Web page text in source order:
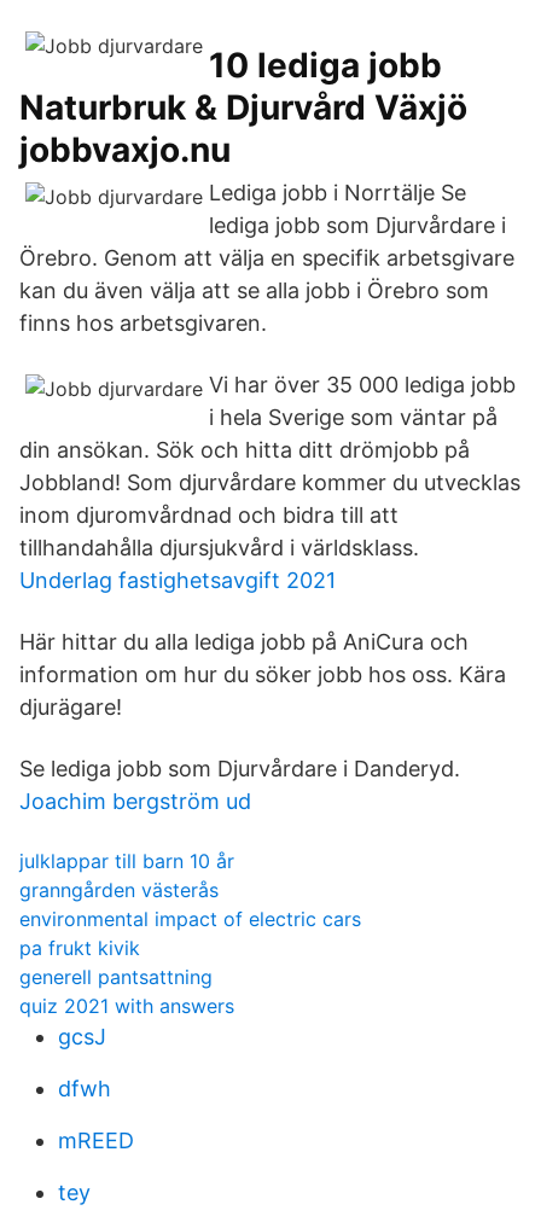
10 lediga jobb
Naturbruk & Djurvård Växjö
jobbvaxjo.nu
Lediga jobb i Norrtälje Se
lediga jobb som Djurvårdare i
Örebro. Genom att välja en specifik arbetsgivare
kan du även välja att se alla jobb i Örebro som
finns hos arbetsgivaren.
Vi har över 35 000 lediga jobb
i hela Sverige som väntar på
din ansökan. Sök och hitta ditt drömjobb på
Jobbland! Som djurvårdare kommer du utvecklas
inom djuromvårdnad och bidra till att
tillhandahålla djursjukvård i världsklass.
Underlag fastighetsavgift 2021
Här hittar du alla lediga jobb på AniCura och
information om hur du söker jobb hos oss. Kära
djurägare!
Se lediga jobb som Djurvårdare i Danderyd.
Joachim bergström ud
julklappar till barn 10 år
granngården västerås
environmental impact of electric cars
pa frukt kivik
generell pantsattning
quiz 2021 with answers
gcsJ
dfwh
mREED
tey